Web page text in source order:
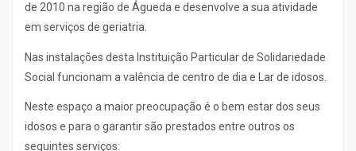
de 2010 na região de Águeda e desenvolve a sua atividade
em serviços de geriatria.
Nas instalações desta Instituição Particular de Solidariedade
Social funcionam a valência de centro de dia e Lar de idosos.
Neste espaço a maior preocupação é o bem estar dos seus
idosos e para o garantir são prestados entre outros os
seguintes serviços: